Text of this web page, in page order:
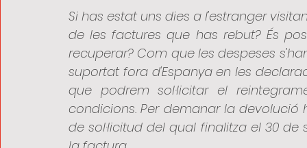
Si has estat uns dies a l'estranger
de les factures que has rebut? És
recuperar? Com que les despeses
suportat fora d'Espanya en les
que podrem sol·licitar el
condicions. Per demanar la
de sol·licitud del qual finalitza el 30